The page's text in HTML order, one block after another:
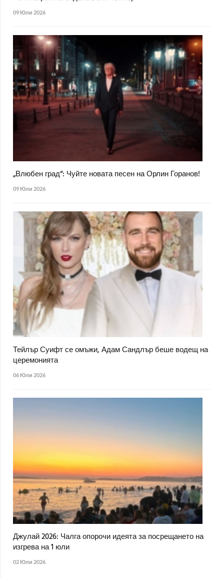
09 Юли 2026
„Влюбен град“: Чуйте новата песен на Орлин Горанов!
09 Юли 2026
Тейлър Суифт се омъжи, Адам Сандлър беше водещ на
церемонията
06 Юли 2026
Джулай 2026: Чалга опорочи идеята за посрещането на
изгрева на 1 юли
02 Юли 2026